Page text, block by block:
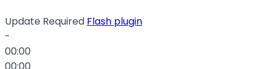
Update Required Flash plugin
-
00:00